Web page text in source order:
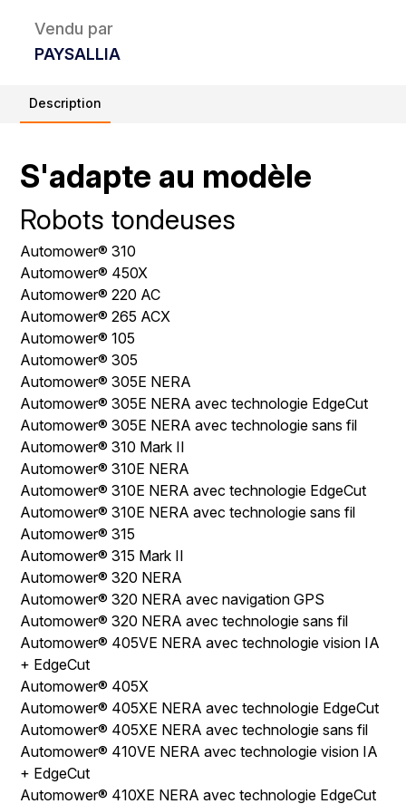
Vendu par
PAYSALLIA
Description
S'adapte au modèle
Robots tondeuses
Automower® 310
Automower® 450X
Automower® 220 AC
Automower® 265 ACX
Automower® 105
Automower® 305
Automower® 305E NERA
Automower® 305E NERA avec technologie EdgeCut
Automower® 305E NERA avec technologie sans fil
Automower® 310 Mark II
Automower® 310E NERA
Automower® 310E NERA avec technologie EdgeCut
Automower® 310E NERA avec technologie sans fil
Automower® 315
Automower® 315 Mark II
Automower® 320 NERA
Automower® 320 NERA avec navigation GPS
Automower® 320 NERA avec technologie sans fil
Automower® 405VE NERA avec technologie vision IA
+ EdgeCut
Automower® 405X
Automower® 405XE NERA avec technologie EdgeCut
Automower® 405XE NERA avec technologie sans fil
Automower® 410VE NERA avec technologie vision IA
+ EdgeCut
Automower® 410XE NERA avec technologie EdgeCut